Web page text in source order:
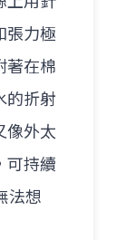
張力極
著在棉
的折射
像外太
可持續
法想